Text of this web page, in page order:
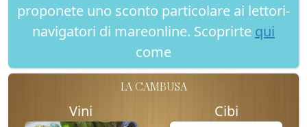
proponete uno sconto particolare ai lettori-
navigatori di mareonline. Scoprirte qui
come
LA CAMBUSA
Vini Cibi